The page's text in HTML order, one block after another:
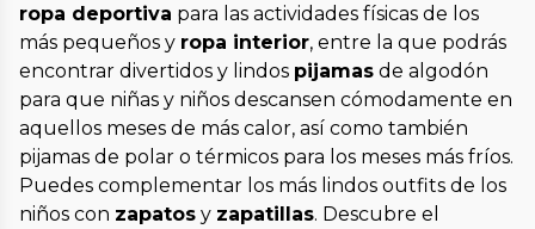
ropa deportiva para las actividades físicas de los
más pequeños y ropa interior, entre la que podrás
encontrar divertidos y lindos pijamas de algodón
para que niñas y niños descansen cómodamente en
aquellos meses de más calor, así como también
pijamas de polar o térmicos para los meses más fríos.
Puedes complementar los más lindos outfits de los
niños con zapatos y zapatillas. Descubre el